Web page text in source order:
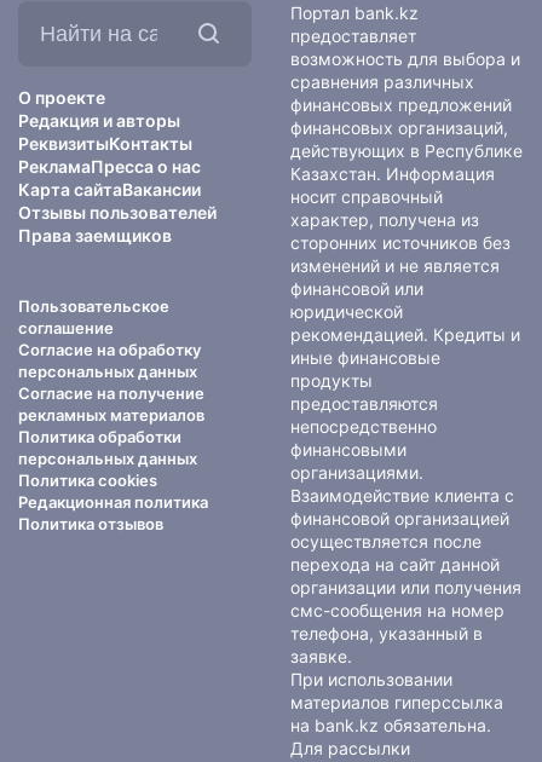
О проекте
Редакция и авторы
РеквизитыКонтакты
РекламаПресса о нас
Карта сайтаВакансии
Отзывы пользователей
Права заемщиков
Пользовательское
соглашение
Согласие на обработку
персональных данных
Согласие на получение
рекламных материалов
Политика обработки
персональных данных
Политика cookies
Редакционная политика
Политика отзывов
Портал bank.kz
предоставляет
возможность для выбора и
сравнения различных
финансовых предложений
финансовых организаций,
действующих в Республике
Казахстан. Информация
носит справочный
характер, получена из
сторонних источников без
изменений и не является
финансовой или
юридической
рекомендацией. Кредиты и
иные финансовые
продукты
предоставляются
непосредственно
финансовыми
организациями.
Взаимодействие клиента с
финансовой организацией
осуществляется после
перехода на сайт данной
организации или получения
смс-сообщения на номер
телефона, указанный в
заявке.
При использовании
материалов гиперссылка
на bank.kz обязательна.
Для рассылки